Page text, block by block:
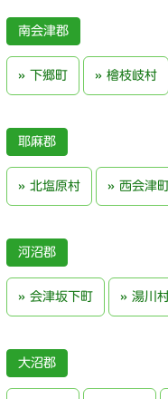
南会津郡
下郷町 檜枝岐村
耶麻郡
北塩原村 西会津
河沼郡
会津坂下町 湯川
大沼郡